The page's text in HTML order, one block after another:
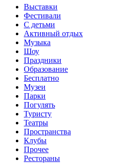
Выставки
Фестивали
С детьми
Активный отдых
Музыка
Шоу
Праздники
Образование
Бесплатно
Музеи
Парки
Погулять
Туристу
Театры
Пространства
Клубы
Прочее
Рестораны